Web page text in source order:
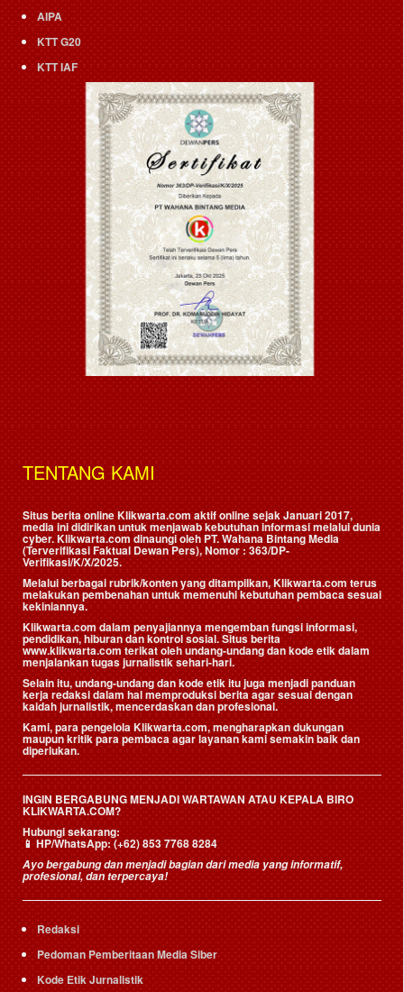
AIPA
KTT G20
KTT IAF
TENTANG KAMI
Situs berita online Klikwarta.com aktif online sejak Januari 2017,
media ini didirikan untuk menjawab kebutuhan informasi melalui dunia
cyber. Klikwarta.com dinaungi oleh PT. Wahana Bintang Media
(Terverifikasi Faktual Dewan Pers), Nomor : 363/DP-
Verifikasi/K/X/2025.
Melalui berbagai rubrik/konten yang ditampilkan, Klikwarta.com terus
melakukan pembenahan untuk memenuhi kebutuhan pembaca sesuai
kekiniannya.
Klikwarta.com dalam penyajiannya mengemban fungsi informasi,
pendidikan, hiburan dan kontrol sosial. Situs berita
www.klikwarta.com terikat oleh undang-undang dan kode etik dalam
menjalankan tugas jurnalistik sehari-hari.
Selain itu, undang-undang dan kode etik itu juga menjadi panduan
kerja redaksi dalam hal memproduksi berita agar sesuai dengan
kaidah jurnalistik, mencerdaskan dan profesional.
Kami, para pengelola Klikwarta.com, mengharapkan dukungan
maupun kritik para pembaca agar layanan kami semakin baik dan
diperlukan.
INGIN BERGABUNG MENJADI WARTAWAN ATAU KEPALA BIRO
KLIKWARTA.COM?
Hubungi sekarang:
📱HP/WhatsApp:(+62) 853 7768 8284
Ayo bergabung dan menjadi bagian dari media yang informatif,
profesional, dan terpercaya!
Redaksi
Pedoman Pemberitaan Media Siber
Kode Etik Jurnalistik